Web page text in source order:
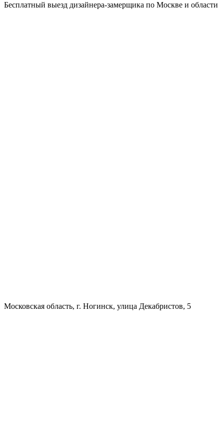
Бесплатный выезд дизайнера-замерщика по Москве и области
Московская область, г. Ногинск, улица Декабристов, 5